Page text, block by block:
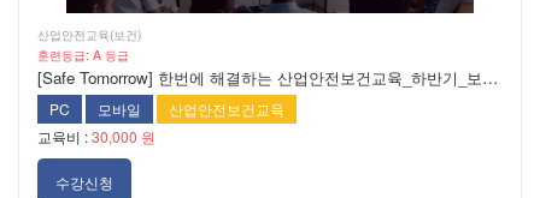
산업안전교육(보건)
훈련등급: A 등급
[Safe Tomorrow] 한번에 해결하는 산업안전보건교육_하반기_보건업_현장직[무재해]
PC 모바일
산업안전보건교육
교육비 :30,000 원
수강신청